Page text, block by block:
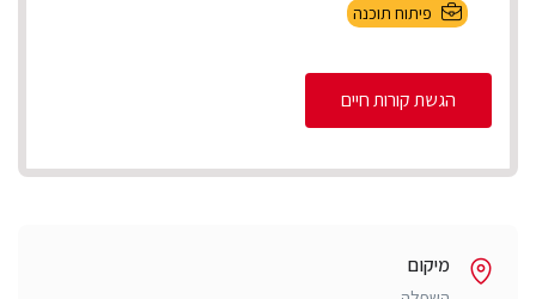
פיתוח תוכנה
הגשת קורות חיים
מיקום